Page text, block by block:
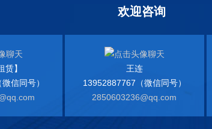
欢迎咨询
赁】
信同号）
王连
13952887767（微信同号）
2850603236@qq.com